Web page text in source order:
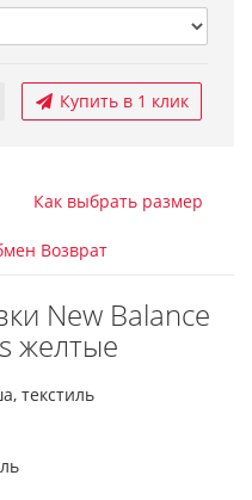
Купить в 1 клик
Как выбрать размер
Возврат
New Balance
желтые
текстиль